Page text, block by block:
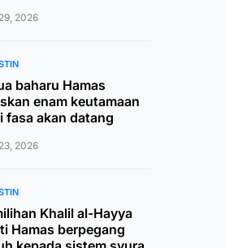
2026
baharu Hamas
enam keutamaan
fasa akan datang
2026
Khalil al-Hayya
Hamas berpegang